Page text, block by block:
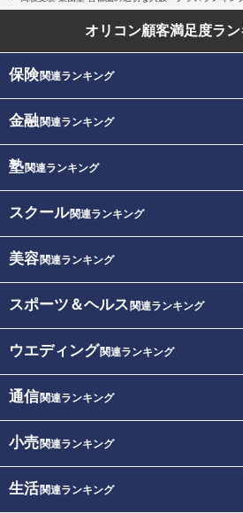
オリコン顧客満足度ラ
保険関連ランキング
金融関連ランキング
塾関連ランキング
スクール関連ランキング
美容関連ランキング
スポーツ＆ヘルス 関連ランキング
ウエディング関連ランキング
通信関連ランキング
小売関連ランキング
生活関連ランキング